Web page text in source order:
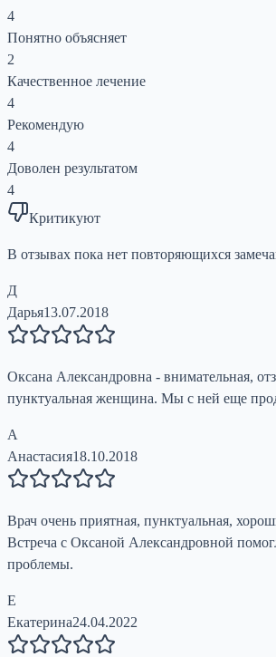
4
Понятно объясняет
2
Качественное лечение
4
Рекомендую
4
Доволен результатом
4
Критикуют
В отзывах пока нет повторяющихся
Д
Дарья13.07.2018
Оксана Александровна - внимательная,
пунктуальная женщина. Мы с ней еще
А
Анастасия18.10.2018
Врач очень приятная, пунктуальная,
Встреча с Оксаной Александровной
проблемы.
Е
Екатерина24.04.2022